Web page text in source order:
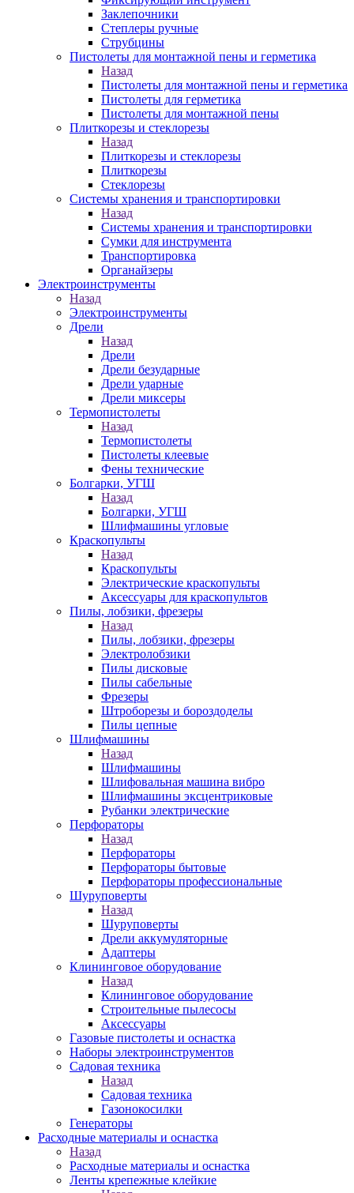
Заклепочники
Степлеры ручные
Струбцины
Пистолеты для монтажной пены и герметика
Назад
Пистолеты для монтажной пены и герметика
Пистолеты для герметика
Пистолеты для монтажной пены
Плиткорезы и стеклорезы
Назад
Плиткорезы и стеклорезы
Плиткорезы
Стеклорезы
Системы хранения и транспортировки
Назад
Системы хранения и транспортировки
Сумки для инструмента
Транспортировка
Органайзеры
Электроинструменты
Назад
Электроинструменты
Дрели
Назад
Дрели
Дрели безударные
Дрели ударные
Дрели миксеры
Термопистолеты
Назад
Термопистолеты
Пистолеты клеевые
Фены технические
Болгарки, УГШ
Назад
Болгарки, УГШ
Шлифмашины угловые
Краскопульты
Назад
Краскопульты
Электрические краскопульты
Аксессуары для краскопультов
Пилы, лобзики, фрезеры
Назад
Пилы, лобзики, фрезеры
Электролобзики
Пилы дисковые
Пилы сабельные
Фрезеры
Штроборезы и бороздоделы
Пилы цепные
Шлифмашины
Назад
Шлифмашины
Шлифовальная машина вибро
Шлифмашины эксцентриковые
Рубанки электрические
Перфораторы
Назад
Перфораторы
Перфораторы бытовые
Перфораторы профессиональные
Шуруповерты
Назад
Шуруповерты
Дрели аккумуляторные
Адаптеры
Клининговое оборудование
Назад
Клининговое оборудование
Строительные пылесосы
Аксессуары
Газовые пистолеты и оснастка
Наборы электроинструментов
Садовая техника
Назад
Садовая техника
Газонокосилки
Генераторы
Расходные материалы и оснастка
Назад
Расходные материалы и оснастка
Ленты крепежные клейкие